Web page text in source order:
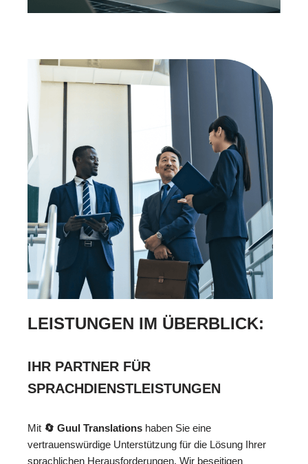
LEISTUNGEN IM ÜBERBLICK:
IHR PARTNER FÜR
SPRACHDIENSTLEISTUNGEN
Mit 🔄 Guul Translations haben Sie eine
vertrauenswürdige Unterstützung für die Lösung Ihrer
sprachlichen Herausforderungen. Wir beseitigen